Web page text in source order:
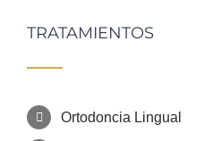
TRATAMIENTOS
Ortodoncia Lingual